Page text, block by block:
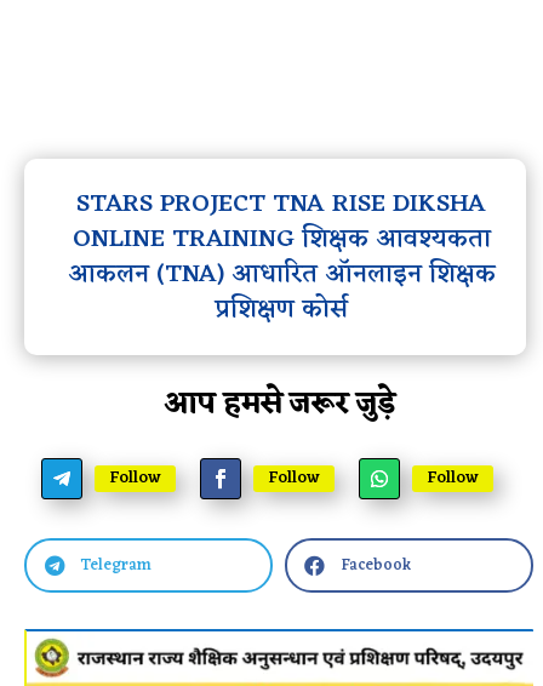
STARS PROJECT TNA RISE DIKSHA
ONLINE TRAINING शिक्षक आवश्यकता
आकलन (TNA) आधारित ऑनलाइन शिक्षक
प्रशिक्षण कोर्स
आप हमसे जरूर जुड़े
Follow Follow Follow
 Telegram  Facebook